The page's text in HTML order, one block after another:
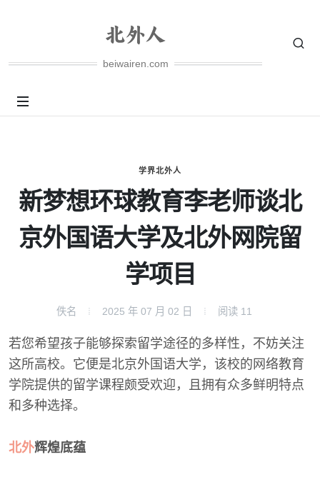
beiwairen.com
学界北外人
新梦想环球教育李老师谈北
京外国语大学及北外网院留
学项目
佚名 2025 年 07 月 02 日 阅读 11
若您希望孩子能够探索留学途径的多样性，不妨关注
这所高校。它便是北京外国语大学，该校的网络教育
学院提供的留学课程颇受欢迎，且拥有众多鲜明特点
和多种选择。
北外辉煌底蕴